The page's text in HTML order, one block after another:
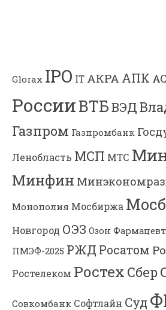
Glorax IPO IT АКРА АПК
РоссииВТБВЭД
Газпром Газпромбанк
Ленобласть МСП МТС
Минфин
Монополия Мосбиржа
Новгород ОЭЗ Озон
ПМЭФ-2025 РЖД Росатом
Ростелеком Ростех Сбер
Совкомбанк Софтлайн Суд